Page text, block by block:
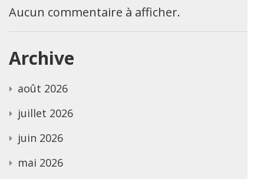
Aucun commentaire à afficher.
Archive
août 2026
juillet 2026
juin 2026
mai 2026